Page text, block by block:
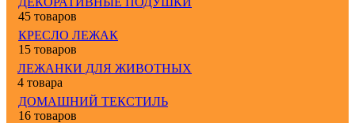
45 товаров
КРЕСЛО ЛЕЖАК
15 товаров
ЛЕЖАНКИ ДЛЯ ЖИВОТНЫХ
4 товара
ДОМАШНИЙ ТЕКСТИЛЬ
16 товаров